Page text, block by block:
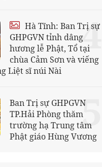
Hà Tĩnh: Ban Trị sự
GHPGVN tỉnh dâng
hương lễ Phật, Tổ tại
chùa Cảm Sơn và viếng
Liệt sĩ núi Nài
4
Ban Trị sự GHPGVN
TP.Hải Phòng thăm
trường hạ Trung tâm
Phật giáo Hùng Vương
5